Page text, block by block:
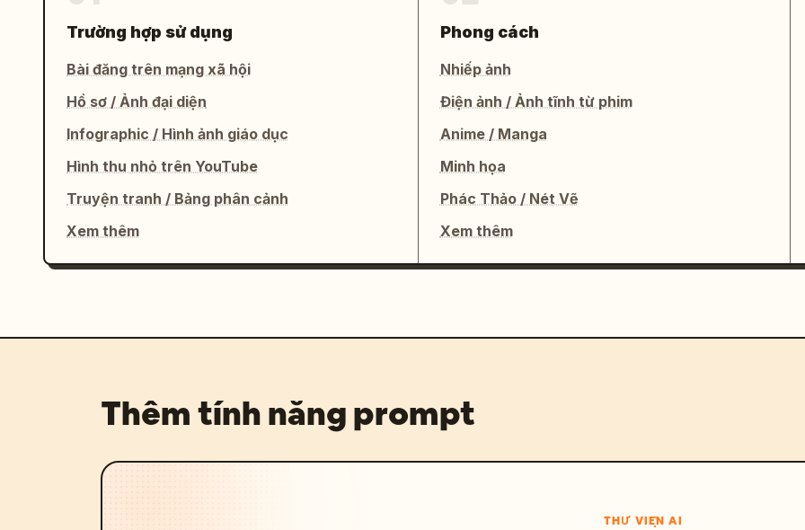
Trường hợp sử dụng
Bài đăng trên mạng xã hội
Hồ sơ / Ảnh đại diện
Infographic / Hình ảnh giáo dục
Hình thu nhỏ trên YouTube
Truyện tranh / Bảng phân cảnh
Xem thêm
Phong cách
Nhiếp ảnh
Điện ảnh / Ảnh tĩnh từ phim
Anime / Manga
Minh họa
Phác Thảo / Nét Vẽ
Xem thêm
Thêm tính năng prompt
THƯ VIỆN AI